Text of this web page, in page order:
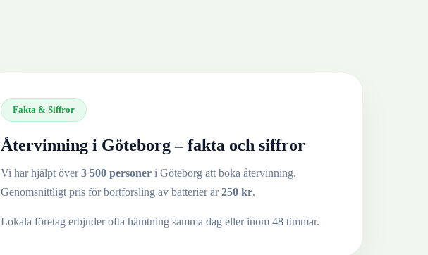
Fakta & Siffror
Återvinning i Göteborg– fakta och siffror
Vi har hjälpt över3 500 personer i Göteborg att boka återvinning.
Genomsnittligt pris för bortforsling av batterierär250 kr.
Lokala företag erbjuder ofta hämtning samma dag eller inom 48 timmar.